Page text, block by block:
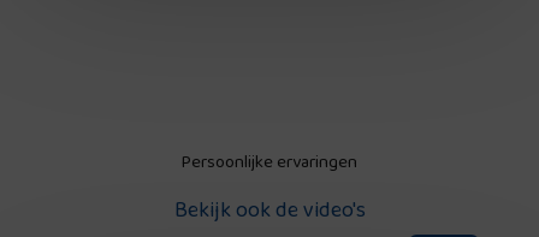
Persoonlijke ervaringen
Bekijk ook de video's